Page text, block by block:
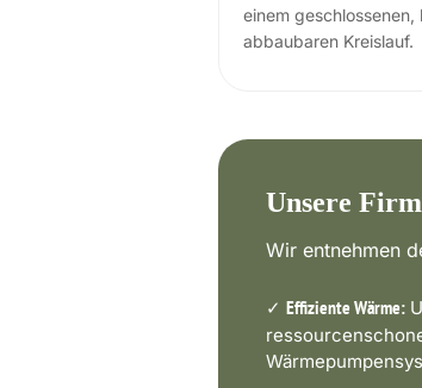
einem geschlossenen,
abbaubaren Kreislauf.
Unsere
Wir entnehmen
✓ Effiziente Wärme: